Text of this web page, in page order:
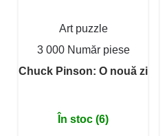
Art puzzle
3 000 Număr piese
Chuck Pinson: O nouă zi
În stoc (6)